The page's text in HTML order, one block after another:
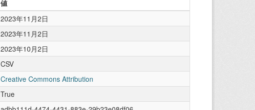
値
2023年11月2日
2023年11月2日
2023年10月2日
CSV
Creative Commons Attribution
True